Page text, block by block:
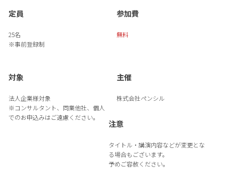
定員
25名
※事前登録制
参加費
無料
対象
法人企業様対象
※コンサルタント、同業他社、個人
でのお申込みはご遠慮ください。
主催
株式会社ペンシル
注意
タイトル・講演内容などが変更とな
る場合もございます。
予めご容赦ください。